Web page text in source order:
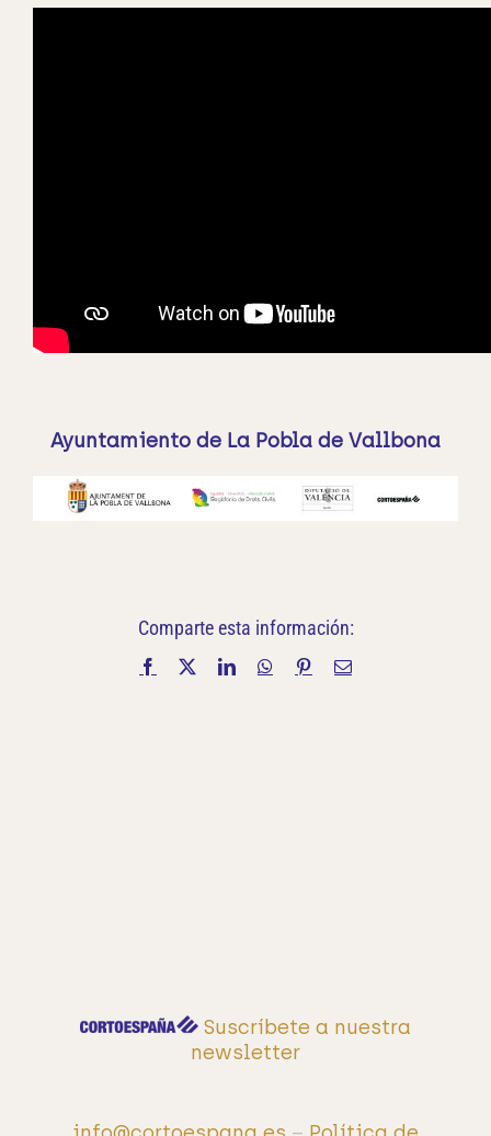
Ayuntamiento de La Pobla de Vallbona
Comparte esta información:
Facebook LinkedInWhatsApp
PinterestCorreo
Suscríbete a nuestra
newsletter